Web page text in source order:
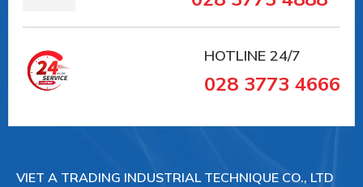
HOTLINE 24/7
028 3773 4666
VIET A TRADING INDUSTRIAL TECHNIQUE CO., LTD